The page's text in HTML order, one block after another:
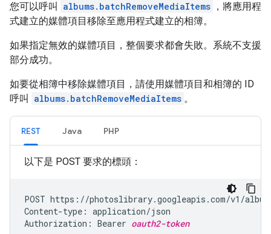
您可以呼叫 albums.batchRemoveMediaItems ，將應用程
式建立的媒體項目移除至應用程式建立的相簿。
如果指定無效的媒體項目，整個要求都會失敗。系統不支援
部分成功。
如要從相簿中移除媒體項目，請使用媒體項目和相簿的 ID
呼叫
albums.batchRemoveMediaItems 。
REST Java PHP
以下是 POST 要求的標頭：
POST https://photoslibrary.googleapis.com/v1/
Content-type: application/json
Authorization: Bearer oauth2-token